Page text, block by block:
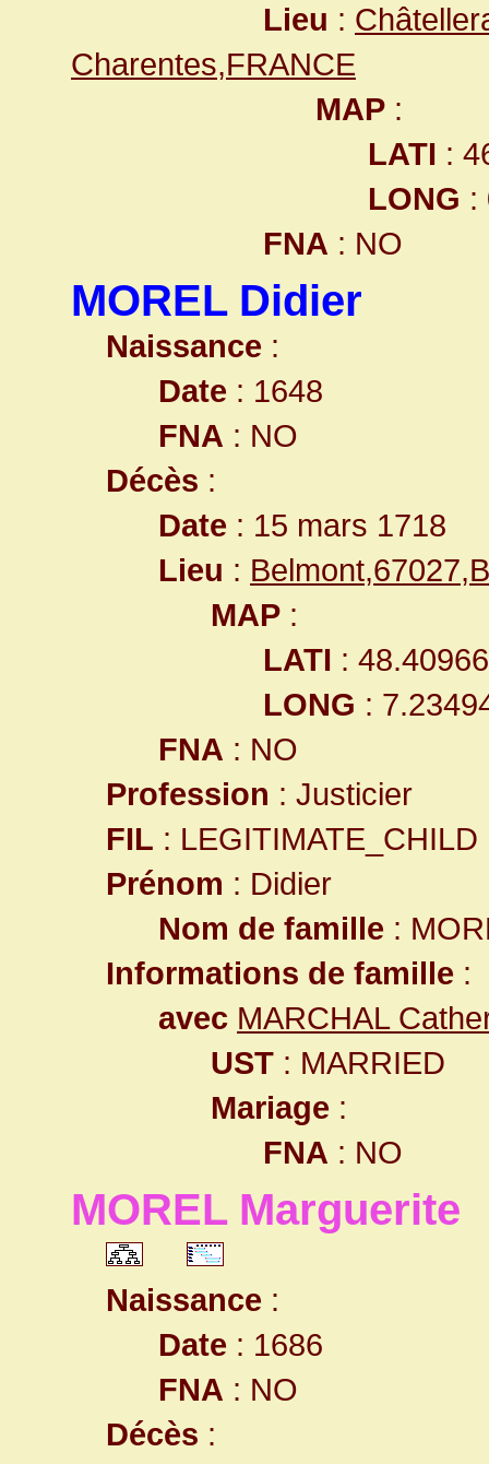
Lieu :
Charentes,FRANCE
MAP :
LATI :
LONG :
FNA : NO
MOREL Didier
Naissance :
Date : 1648
FNA : NO
Décès :
Date : 15 mars 1718
Lieu :
MAP :
LATI :
LONG :
FNA : NO
Profession : Justicier
FIL : LEGITIMATE_CHILD
Prénom : Didier
Nom de famille :
Informations de famille :
avec MARCHAL
UST : MARRIED
Mariage :
FNA : NO
MOREL Marguerite
Naissance :
Date : 1686
FNA : NO
Décès :